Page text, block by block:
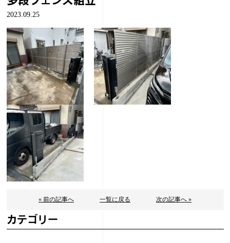
2023.09.25
« 前の記事へ 一覧に戻る 次の記事へ »
カテゴリー